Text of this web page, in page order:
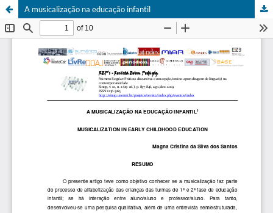
A musicalização na educação infantil